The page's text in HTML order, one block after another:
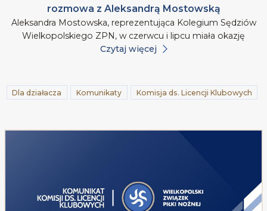
rozmowa z Aleksandrą Mostowską
Aleksandra Mostowska, reprezentująca Kolegium Sędziów
Wielkopolskiego ZPN, w czerwcu i lipcu miała okazję
Czytaj więcej
Dla działacza Komunikaty Komisja ds. Licencji Klubowych